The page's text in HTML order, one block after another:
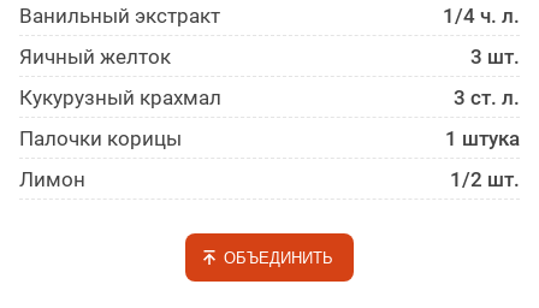
Ванильный экстракт
1/4 ч. л.
Яичный желток
3 шт.
Кукурузный крахмал
3 ст. л.
Палочки корицы
1 штука
Лимон
1/2 шт.
ОБЪЕДИНИТЬ